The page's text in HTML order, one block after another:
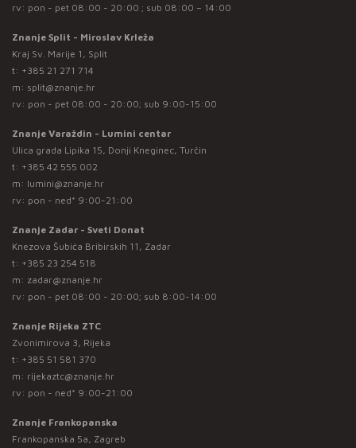
rv: pon - pet 08:00 - 20:00 ; sub 08:00 – 14:00
Znanje Split - Miroslav Krleža
Kraj Sv. Marije 1, Split
t: +385 21 271 714
m: split@znanje.hr
rv: pon - pet 08:00 - 20:00; sub 9:00-15:00
Znanje Varaždin - Lumini centar
Ulica grada Lipika 15, Donji Kneginec, Turčin
t: +385 42 555 002
m: lumini@znanje.hr
rv: pon - ned* 9:00-21:00
Znanje Zadar - Sveti Donat
Knezova Šubića Bribirskih 11, Zadar
t: +385 23 254 518
m: zadar@znanje.hr
rv: pon - pet 08:00 - 20:00; sub 8:00-14:00
Znanje Rijeka ZTC
Zvonimirova 3, Rijeka
t: +385 51 581 370
m: rijekaztc@znanje.hr
rv: pon - ned* 9:00-21:00
Znanje Frankopanska
Frankopanska 5a, Zagreb